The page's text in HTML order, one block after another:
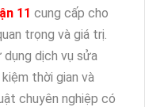
11 cung cấp cho
trọng và giá trị.
dịch vụ sửa
thời gian và
chuyên nghiệp có